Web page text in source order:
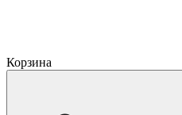
Корзина